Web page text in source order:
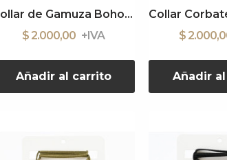
Collar de Gamuza Boho y Acrílico
$ 2.000,00
Añadir al carrito
$
Añadir